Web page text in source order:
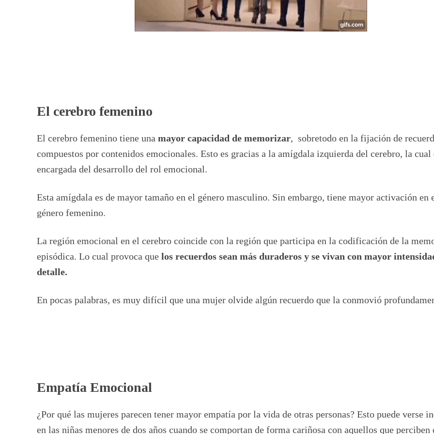
El cerebro femenino
El cerebro femenino tiene una mayor capacidad de memorizar, sobretodo en la fijación de
compuestos por contenidos emocionales. Esto es gracias a la amígdala izquierda del cerebro, la cual
encargada del desarrollo del rol emocional.
Esta amígdala es de mayor tamaño en el género masculino. Sin embargo, tiene mayor activación en
género femenino.
La región emocional en el cerebro coincide con la región que participa en la codificación de la
episódica. Lo cual provoca que los recuerdos sean más duraderos y se vivan con mayor
detalle.
En pocas palabras, es muy difícil que una mujer olvide algún recuerdo que la conmovió
Empatía Emocional
¿Por qué las mujeres parecen tener mayor empatía por la vida de otras personas? Esto puede verse
en las niñas menores de dos años cuando se comportan de forma cariñosa con aquellos que perciben